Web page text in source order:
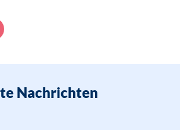
Nachrichten